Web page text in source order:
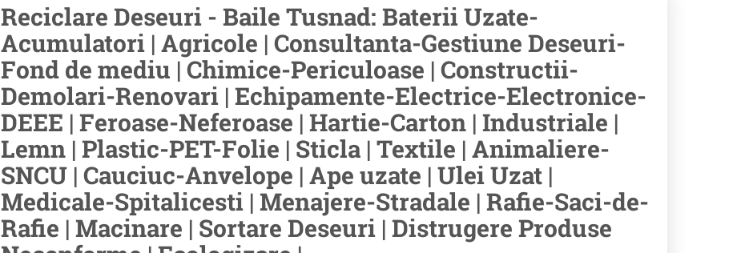
Reciclare Deseuri - Baile Tusnad: Baterii Uzate-
Acumulatori | Agricole | Consultanta-Gestiune Deseuri-
Fond de mediu | Chimice-Periculoase | Constructii-
Demolari-Renovari | Echipamente-Electrice-Electronice-
DEEE | Feroase-Neferoase | Hartie-Carton | Industriale |
Lemn | Plastic-PET-Folie | Sticla | Textile | Animaliere-
SNCU | Cauciuc-Anvelope | Ape uzate | Ulei Uzat |
Medicale-Spitalicesti | Menajere-Stradale | Rafie-Saci-de-
Rafie | Macinare | Sortare Deseuri | Distrugere Produse